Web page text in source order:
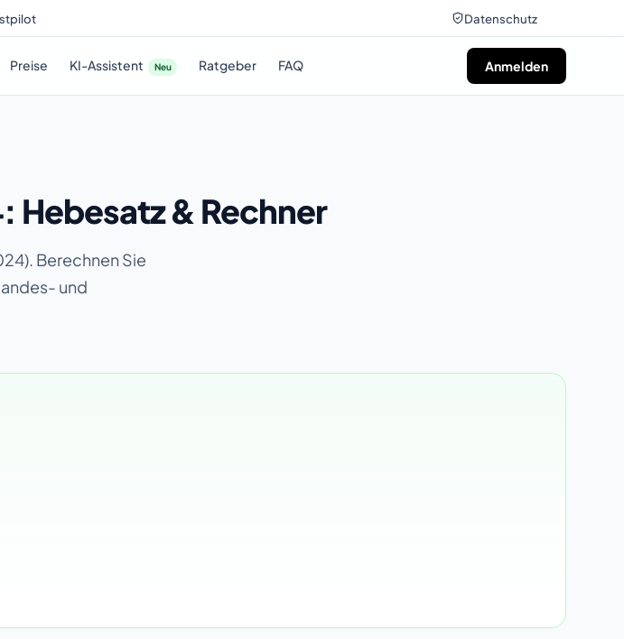
Datenschutz
Preise KI-Assistent Neu Ratgeber FAQ Anmelden
& Rechner
Berechnen Sie
und